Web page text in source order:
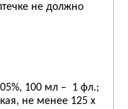
не должно
100 мл – 1 фл.;
не менее 125 х